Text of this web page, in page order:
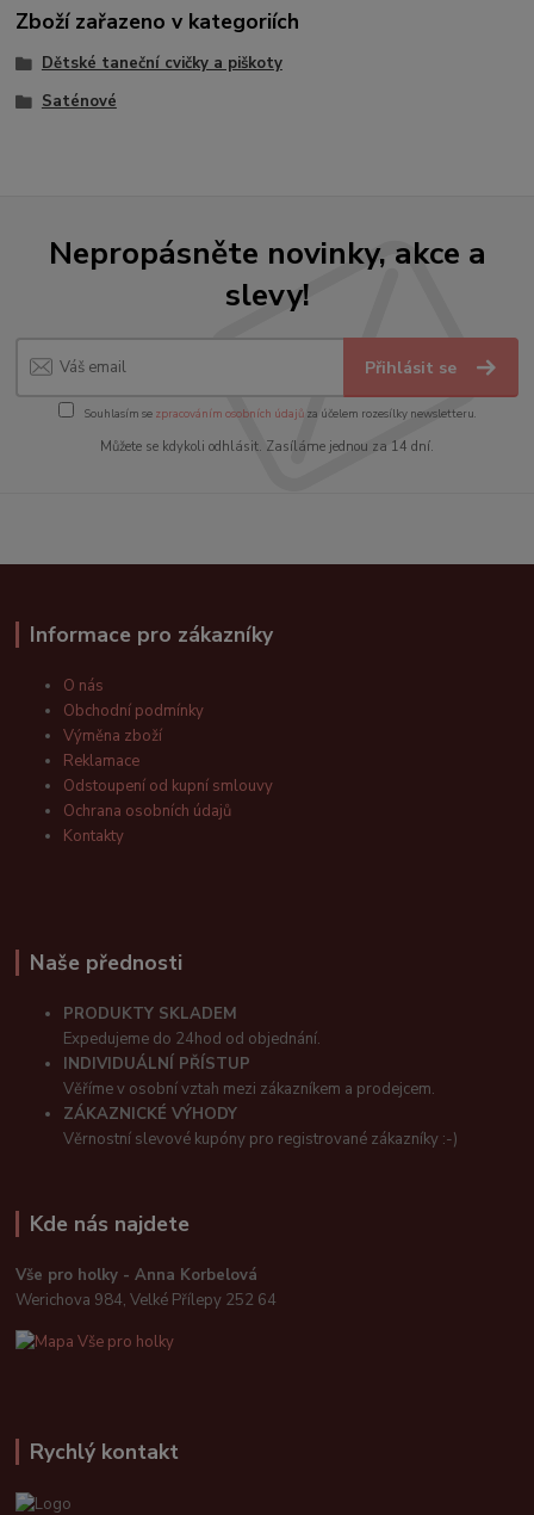
Zboží zařazeno v kategoriích
Dětské taneční cvičky a piškoty
Saténové
Nepropásněte novinky, akce a
slevy!
Přihlásit se
Souhlasím se zpracováním osobních údajůza účelem rozesílky newsletteru.
Můžete se kdykoli odhlásit. Zasíláme jednou za 14 dní.
Informace pro zákazníky
O nás
Obchodní podmínky
Výměna zboží
Reklamace
Odstoupení od kupní smlouvy
Ochrana osobních údajů
Kontakty
Naše přednosti
PRODUKTY SKLADEM
Expedujeme do 24hod od objednání.
INDIVIDUÁLNÍ PŘÍSTUP
Věříme v osobní vztah mezi zákazníkem a prodejcem.
ZÁKAZNICKÉ VÝHODY
Věrnostní slevové kupóny pro registrované zákazníky :-)
Kde nás najdete
Vše pro holky - Anna Korbelová
Werichova 984, Velké Přílepy 252 64
Rychlý kontakt